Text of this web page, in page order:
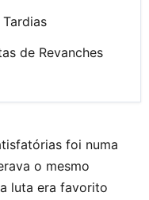
de Revanches
foi numa
o mesmo
luta era favorito